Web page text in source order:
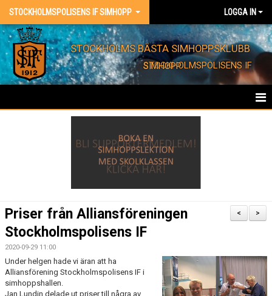
STOCKHOLMSPOLISENS IF SIMHOPP LOGGA IN
STOCKHOLMS BÄSTA SIMHOPPSKLUBB
STOCKHOLMSPOLISENS IF SIMHOPP
BARNKALAS
FÖRENINGSKLÄDER
PRIVATLEKTION
>
<
Priser från Alliansföreningen
Stockholmspolisens IF
2020-09-29 11:00
Under helgen hade vi äran att ha
Alliansförening Stockholmspolisens IF i
simhoppshallen.
Jan Lundin delade ut priser till några av